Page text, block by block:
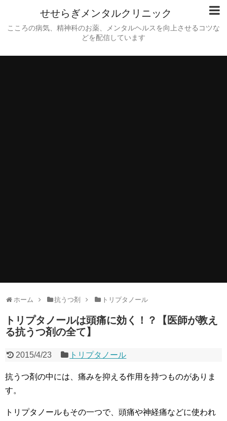
せせらぎメンタルクリニック
こころの病気、精神科のお薬、メンタルヘルスを向上させるコツな
どを配信しています
ホーム 抗うつ剤 トリプタノール
トリプタノールは頭痛に効く！？【医師が教え
る抗うつ剤の全て】
2015/4/23 トリプタノール
抗うつ剤の中には、痛みを抑える作用を持つものがありま
す。
トリプタノールもその一つで、頭痛や神経痛などに使われ